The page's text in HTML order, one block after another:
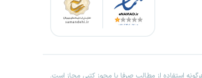
استفاده از مطالب صرفا با مجوز کتبی مجاز است.